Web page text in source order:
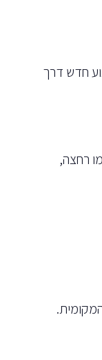
חדש דרך
רחצה,